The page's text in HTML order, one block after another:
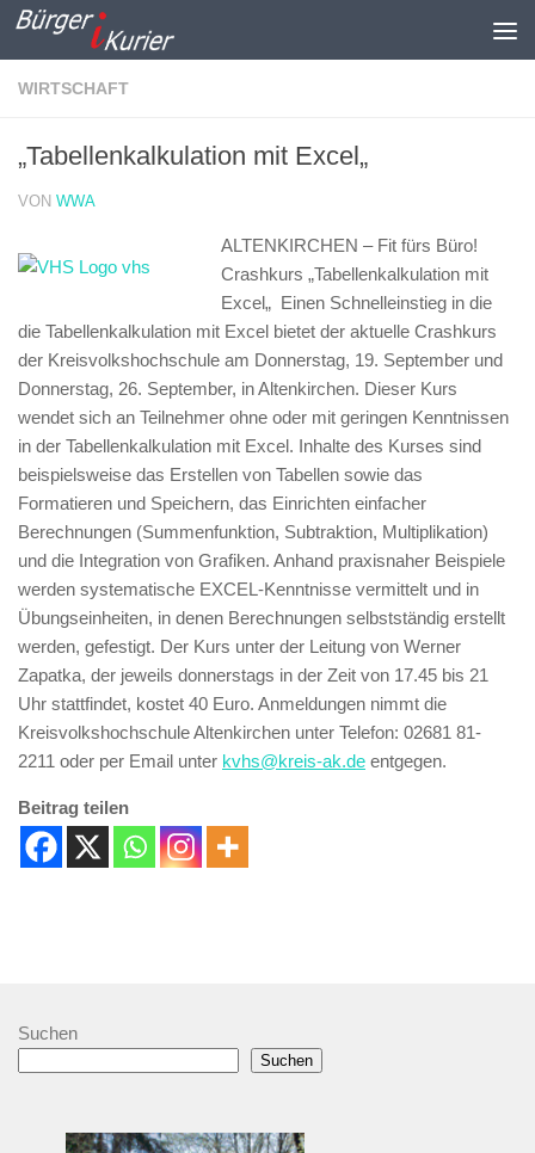
Zum Inhalt springen
WIRTSCHAFT
„Tabellenkalkulation mit Excel„
VON WWA
ALTENKIRCHEN – Fit fürs Büro!
Crashkurs „Tabellenkalkulation mit
Excel„ Einen Schnelleinstieg in die
die Tabellenkalkulation mit Excel bietet der aktuelle Crashkurs
der Kreisvolkshochschule am Donnerstag, 19. September und
Donnerstag, 26. September, in Altenkirchen. Dieser Kurs
wendet sich an Teilnehmer ohne oder mit geringen Kenntnissen
in der Tabellenkalkulation mit Excel. Inhalte des Kurses sind
beispielsweise das Erstellen von Tabellen sowie das
Formatieren und Speichern, das Einrichten einfacher
Berechnungen (Summenfunktion, Subtraktion, Multiplikation)
und die Integration von Grafiken. Anhand praxisnaher Beispiele
werden systematische EXCEL-Kenntnisse vermittelt und in
Übungseinheiten, in denen Berechnungen selbstständig erstellt
werden, gefestigt. Der Kurs unter der Leitung von Werner
Zapatka, der jeweils donnerstags in der Zeit von 17.45 bis 21
Uhr stattfindet, kostet 40 Euro. Anmeldungen nimmt die
Kreisvolkshochschule Altenkirchen unter Telefon: 02681 81-
2211 oder per Email unter kvhs@kreis-ak.de entgegen.
Beitrag teilen
Suchen
Suchen